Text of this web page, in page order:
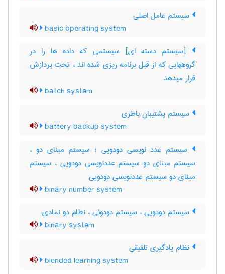
سیستم عامل اصلی
basic operating system
[سیستم دسته ای] سیستمی که داده ها را در
گروههایی که از قبل برنامه ریزی شده اند ، تحت پردازش
قرار میدهد
batch system
سیستم پشتیبان باطری
battery backup system
سیستم عدد نویسی دودویی ؛ سیستم مبنای دو ،
سیستم مبنای دو سیستم عددنویسی دودویی ، سیستم
مبنای دو سیستم عددنویسی دودویی
binary number system
سیستم دودویی ، سیستم دودوئی ، نظام دو نمادی
binary system
نظام یادگیری تلفیقی
blended learning system